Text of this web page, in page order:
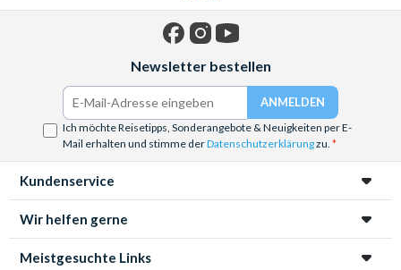
Newsletter bestellen
Ich möchte Reisetipps, Sonderangebote & Neuigkeiten per E-
Mail erhalten und stimme derDatenschutzerklärungzu.
Kundenservice
Wir helfen gerne
Meistgesuchte Links